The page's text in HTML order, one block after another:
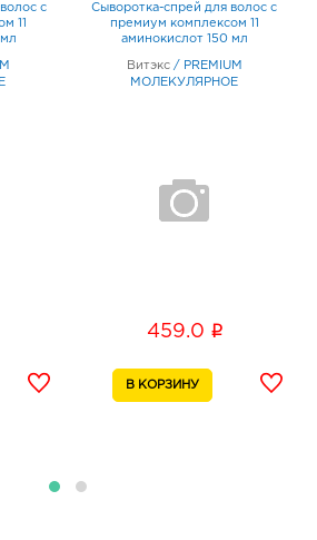
обл, г Белгород, ул 50-
области, д. 11
д. 164
ка Стадион: 463.0 руб.
с
11
Сыворотка-спрей для волос с
премиум комплексом 11
аминокислот 150 мл
Витэкс / PREMIUM
МОЛЕКУЛЯРНОЕ
459.0 i